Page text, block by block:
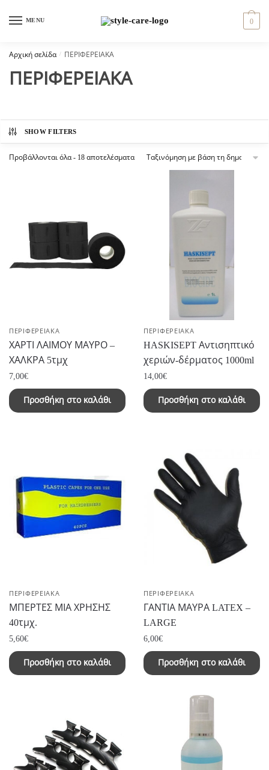
MENU 0
Αρχική σελίδα / ΠΕΡΙΦΕΡΕΙΑΚΑ
ΠΕΡΙΦΕΡΕΙΑΚΑ
SHOW FILTERS
Προβάλλονται όλα - 18 αποτελέσματαSorted
ΠΕΡΙΦΕΡΕΙΑΚΑ
ΧΑΡΤΙ ΛΑΙΜΟΥ ΜΑΥΡΟ –
ΧΑΛΚΡΑ 5τμχ
7,00€
Προσθήκη στο καλάθι
ΠΕΡΙΦΕΡΕΙΑΚΑ
HASKISEPT Αντισηπτικό
χεριών-δέρματος 1000ml
14,00€
Προσθήκη στο καλάθι
ΠΕΡΙΦΕΡΕΙΑΚΑ
ΜΠΕΡΤΕΣ ΜΙΑ ΧΡΗΣΗΣ
40τμχ.
5,60€
Προσθήκη στο καλάθι
ΠΕΡΙΦΕΡΕΙΑΚΑ
ΓΑΝΤΙΑ ΜΑΥΡΑ LATEX –
LARGE
6,00€
Προσθήκη στο καλάθι